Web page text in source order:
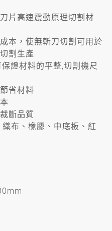
片高速震動原理切割材
本，使無斬刀切割可用於
割生產
證材料的平整,切割機尺
省材料
斷品質
布、橡膠、中底板、紅